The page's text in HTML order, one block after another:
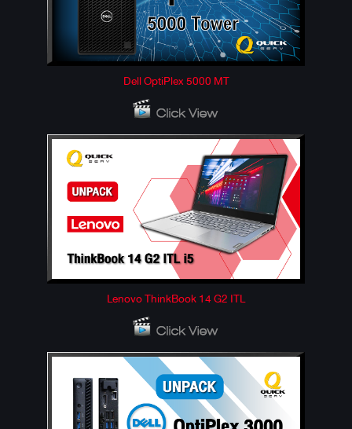
Dell OptiPlex 5000 MT
Lenovo ThinkBook 14 G2 ITL